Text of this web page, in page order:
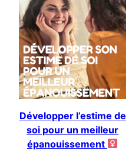
Développer l’estime de
soi pour un meilleur
épanouissement